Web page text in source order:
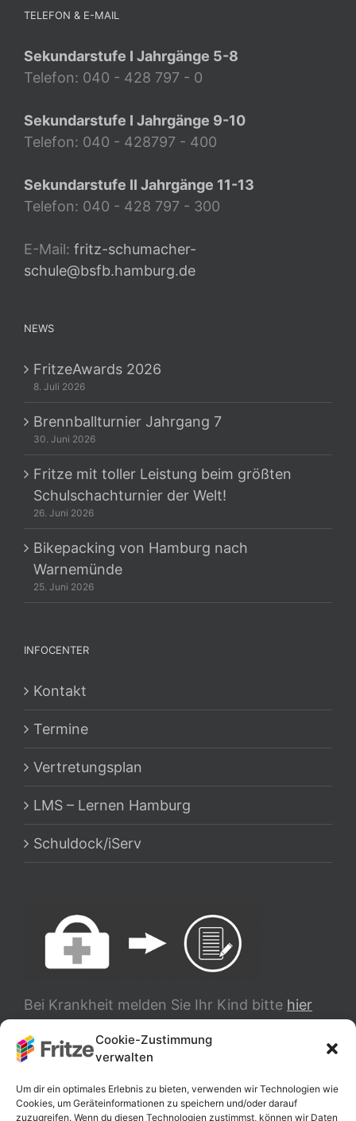
Cookie-Zustimmung
verwalten
Um dir ein optimales Erlebnis zu bieten, verwenden wir Technologien wie
Cookies, um Geräteinformationen zu speichern und/oder darauf
zuzugreifen. Wenn du diesen Technologien zustimmst, können wir Daten
TELEFON & E-MAIL
Sekundarstufe I Jahrgänge 5-8
Telefon: 040 - 428 797 - 0
Sekundarstufe I Jahrgänge 9-10
Telefon: 040 - 428797 - 400
Sekundarstufe II Jahrgänge 11-13
Telefon: 040 - 428 797 - 300
E-Mail: fritz-schumacher-
schule@bsfb.hamburg.de
NEWS
FritzeAwards 2026
8. Juli 2026
Brennballturnier Jahrgang 7
30. Juni 2026
Fritze mit toller Leistung beim größten
Schulschachturnier der Welt!
26. Juni 2026
Bikepacking von Hamburg nach
Warnemünde
25. Juni 2026
INFOCENTER
Kontakt
Termine
Vertretungsplan
LMS – Lernen Hamburg
Schuldock/iServ
Bei Krankheit melden Sie Ihr Kind bitte hier
TRANSLATE